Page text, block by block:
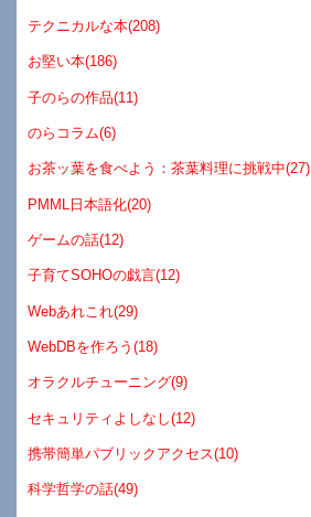
テクニカルな本(208)
お堅い本(186)
子のらの作品(11)
のらコラム(6)
お茶ッ葉を食べよう：茶葉料理に挑戦中(27)
PMML日本語化(20)
ゲームの話(12)
子育てSOHOの戯言(12)
Webあれこれ(29)
WebDBを作ろう(18)
オラクルチューニング(9)
セキュリティよしなし(12)
携帯簡単パブリックアクセス(10)
科学哲学の話(49)